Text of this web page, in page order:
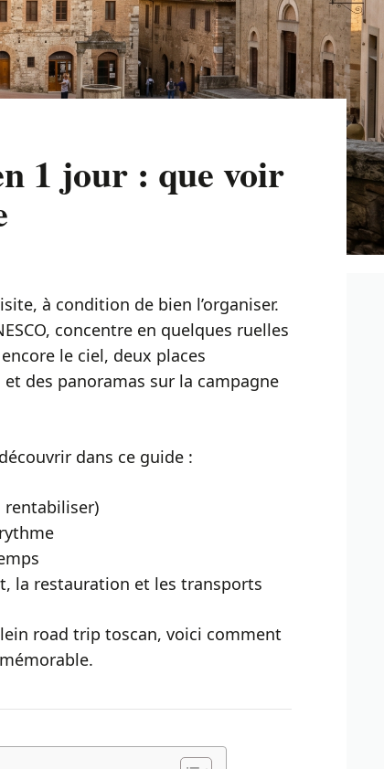
1 jour : que voir
à condition de bien l’organiser.
concentre en quelques ruelles
le ciel, deux places
des panoramas sur la campagne
dans ce guide :
la restauration et les transports
road trip toscan, voici comment